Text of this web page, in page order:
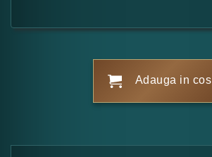
Adauga in cos